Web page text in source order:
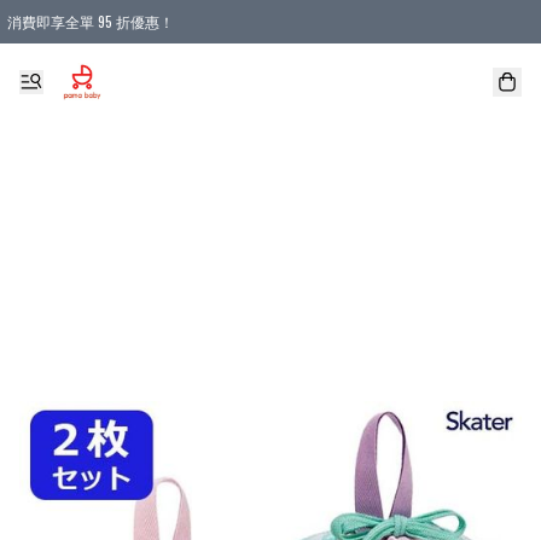
消費即享全單 95 折優惠！
購物滿 HKD 900.00即享免運費優惠！（適用於 本地送貨、本地取貨 )